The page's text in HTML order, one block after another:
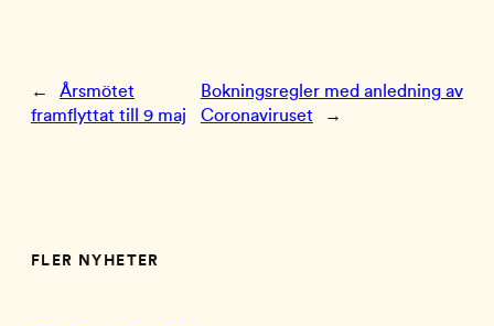
←
Årsmötet
framflyttat till 9 maj
Bokningsregler med anledning av
Coronaviruset
→
FLER NYHETER